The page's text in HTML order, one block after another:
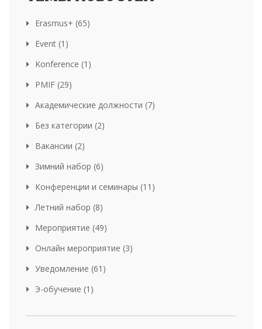
Erasmus+ (65)
Event (1)
Konference (1)
PMIF (29)
Академические должности (7)
Без категории (2)
Вакансии (2)
Зимний набор (6)
Конференции и семинары (11)
Летний набор (8)
Мероприятие (49)
Онлайн мероприятие (3)
Уведомление (61)
Э-обучение (1)